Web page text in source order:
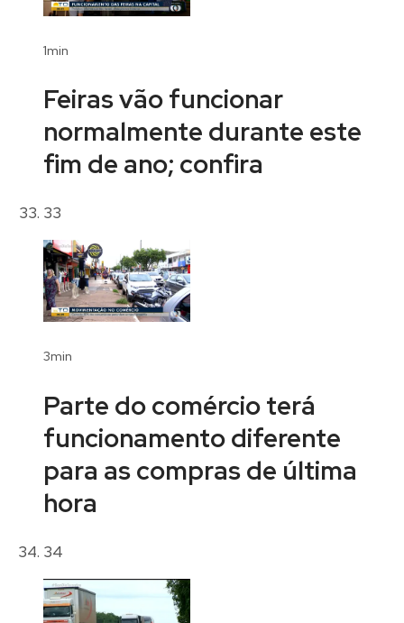
1min
Feiras vão funcionar
normalmente durante este
fim de ano; confira
33
3min
Parte do comércio terá
funcionamento diferente
para as compras de última
hora
34